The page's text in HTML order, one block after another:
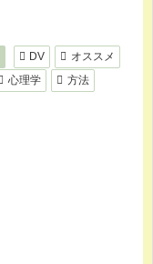
DV
オススメ
心理学
方法